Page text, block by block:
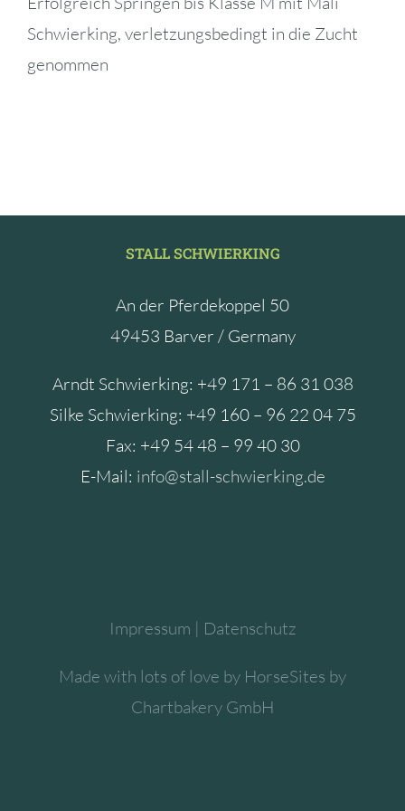
Schwierking, verletzungsbedingt in die Zucht
genommen
STALL SCHWIERKING
An der Pferdekoppel 50
49453 Barver / Germany
Arndt Schwierking: +49 171 – 86 31 038
Silke Schwierking: +49 160 – 96 22 04 75
Fax: +49 54 48 – 99 40 30
E-Mail: info@stall-schwierking.de
Impressum | Datenschutz
Made with lots of love by HorseSites by
Chartbakery GmbH